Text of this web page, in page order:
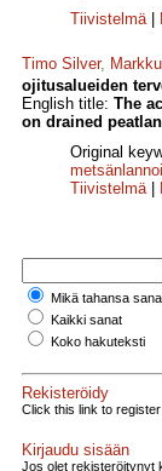
Tiivistelmä|
Timo Silver,
ojitusalueiden
English title: The
on drained
Original
Tiivistelmä|
Mikä tahansa sana
Kaikki sanat
Koko hakuteksti
Rekisteröidy
Click this link to
Kirjaudu sisään
Jos olet rekisteröitynyt